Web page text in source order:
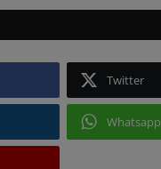
Twitter
Whatsapp